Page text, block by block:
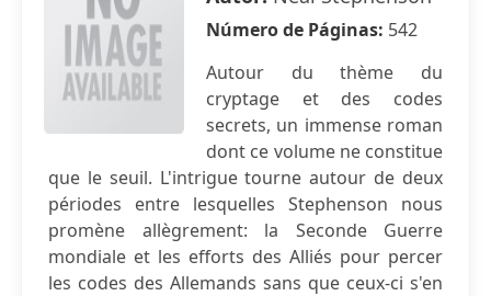
Número de Páginas: 542
Autour du thème du
cryptage et des codes
secrets, un immense roman
dont ce volume ne constitue
que le seuil. L'intrigue tourne autour de deux
périodes entre lesquelles Stephenson nous
promène allègrement: la Seconde Guerre
mondiale et les efforts des Alliés pour percer
les codes des Allemands sans que ceux-ci s'en